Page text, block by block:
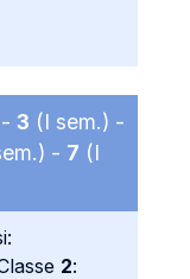
3 (I sem.) -
- 7 (I
2: